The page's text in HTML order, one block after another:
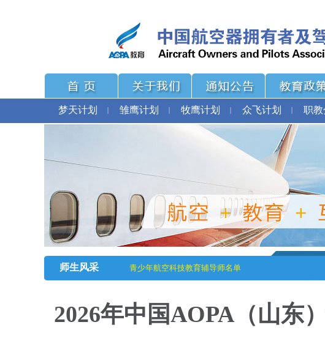
梦天计划 雏鹰计划 牧鹰计划 众飞计划 职教
师生风采 青少年航空科技教育辅导师名单
2026年中国AOPA（山东